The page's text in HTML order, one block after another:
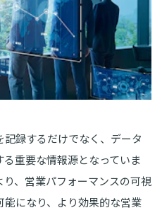
録するだけでなく、データ
重要な情報源となっていま
、営業パフォーマンスの可視
になり、より効果的な営業